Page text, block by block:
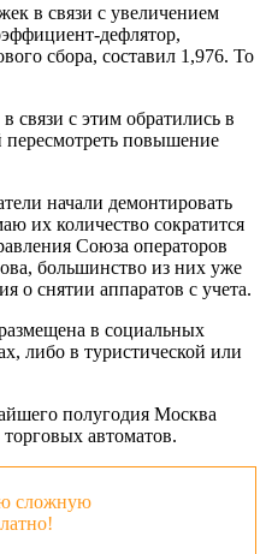
в связи с увеличением
дефлятор,
сбора, составил 1,976. То
связи с этим обратились в
повышение
начали демонтировать
их количество сократится
Союза операторов
большинство из них уже
о снятии аппаратов с учета.
в социальных
либо в туристической или
полугодия Москва
автоматов.
сложную